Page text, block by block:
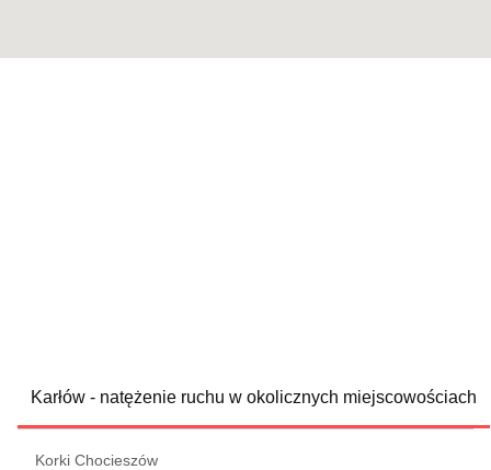
Karłów - natężenie ruchu w okolicznych miejscowościach
Korki Chocieszów